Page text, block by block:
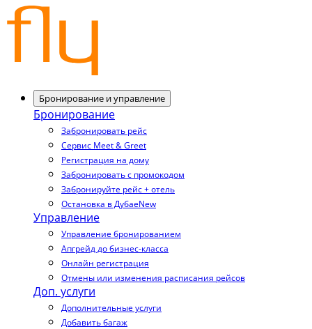
Бронирование и управление
Бронирование
Забронировать рейс
Сервис Meet & Greet
Регистрация на дому
Забронировать с промокодом
Забронируйте рейс + отель
Остановка в ДубаеNew
Управление
Управление бронированием
Апгрейд до бизнес-класса
Онлайн регистрация
Отмены или изменения расписания рейсов
Доп. услуги
Дополнительные услуги
Добавить багаж